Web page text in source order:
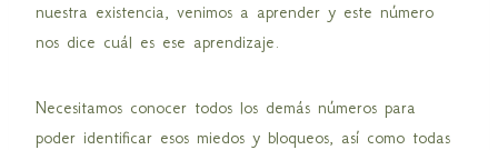
nuestra existencia, venimos a aprender y este número
nos dice cuál es ese aprendizaje.
Necesitamos conocer todos los demás números para
poder identificar esos miedos y bloqueos, así como todas